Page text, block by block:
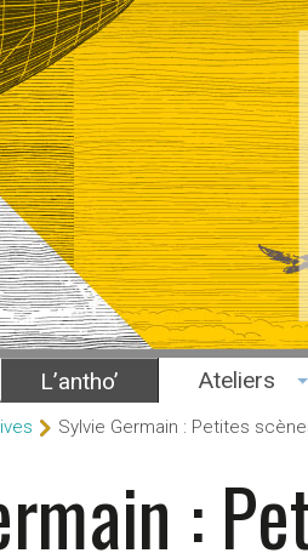
L’antho’ Ateliers
Sylvie Germain : Petites
: